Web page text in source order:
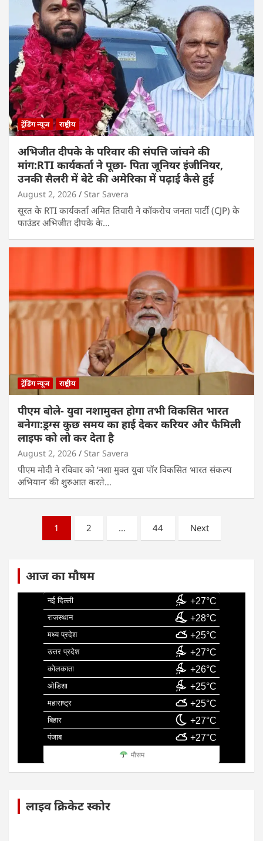
ट्रेंडिंग न्यूज राष्ट्रीय
अभिजीत दीपके के परिवार की संपत्ति जांचने की
मांग:RTI कार्यकर्ता ने पूछा- पिता जूनियर इंजीनियर,
उनकी सैलरी में बेटे की अमेरिका में पढ़ाई कैसे हुई
August 2, 2026 Star Savera
सूरत के RTI कार्यकर्ता अमित तिवारी ने कॉकरोच जनता पार्टी (CJP) के
फाउंडर अभिजीत दीपके के…
ट्रेंडिंग न्यूज राष्ट्रीय
पीएम बोले- युवा नशामुक्त होगा तभी विकसित भारत
बनेगा:ड्रग्स कुछ समय का हाई देकर करियर और फैमिली
लाइफ को लो कर देता है
August 2, 2026 Star Savera
पीएम मोदी ने रविवार को ‘नशा मुक्त युवा पॉर विकसित भारत संकल्प
अभियान’ की शुरुआत करते…
pagination
1 2 … 44 Next
आज का मौषम
नई दिल्ली +27°C
राजस्थान +28°C
मध्य प्रदेश +25°C
उत्तर प्रदेश +27°C
कोलकाता +26°C
ओडिशा +25°C
महाराष्ट्र +25°C
बिहार +27°C
पंजाब +27°C
मौसम
लाइव क्रिकेट स्कोर